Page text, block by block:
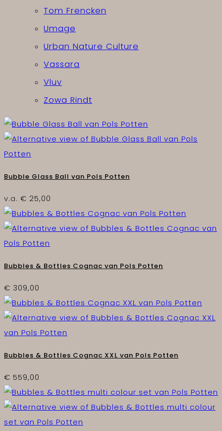
Tom Frencken
Umage
Urban Nature Culture
Vassara
Vluv
Zowa Rindt
Bubble Glass Ball van Pols Potten
v.a. € 25,00
Bubbles & Bottles Cognac van Pols Potten
€ 309,00
Bubbles & Bottles Cognac XXL van Pols Potten
€ 559,00